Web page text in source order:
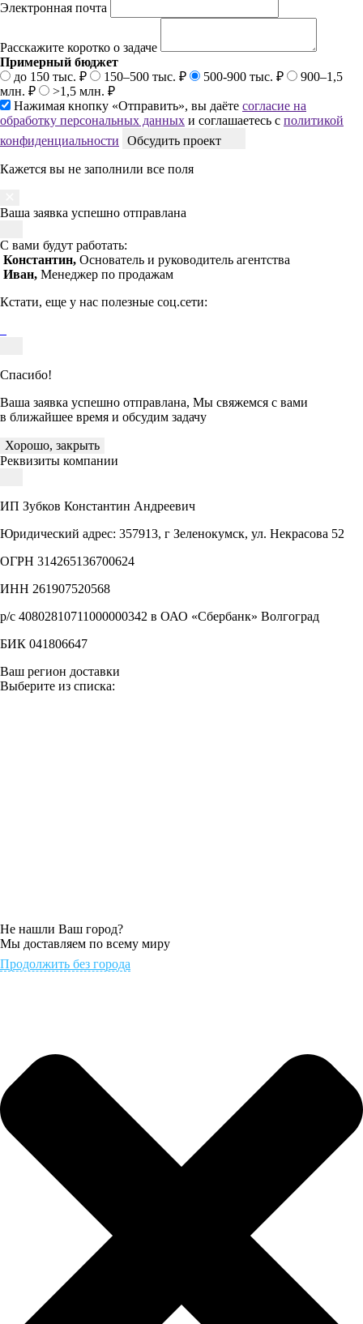
Электронная почта
Расскажите коротко о задаче
Примерный бюджет
до 150 тыс. ₽
150–500 тыс. ₽ 500-900 тыс. ₽
900–1,5
млн. ₽
>1,5 млн. ₽
Нажимая кнопку «Отправить», вы даёте согласие на
обработку персональных данных и соглашаетесь с политикой
конфиденциальности
Обсудить проект
Кажется вы не заполнили все поля
Ваша заявка успешно отправлана
С вами будут работать:
Константин, Основатель и руководитель агентства
Иван, Менеджер по продажам
Кстати, еще у нас полезные соц.сети:
Спасибо!
Ваша заявка успешно отправлана, Мы свяжемся с вами
в ближайшее время и обсудим задачу
Хорошо, закрыть
Реквизиты компании
ИП Зубков Константин Андреевич
Юридический адрес: 357913, г Зеленокумск, ул. Некрасова 52
ОГРН 314265136700624
ИНН 261907520568
р/с 40802810711000000342 в ОАО «Сбербанк» Волгоград
БИК 041806647
Ваш регион доставки
Выберите из списка:
Не нашли Ваш город?
Мы доставляем по всему миру
Продолжить без города